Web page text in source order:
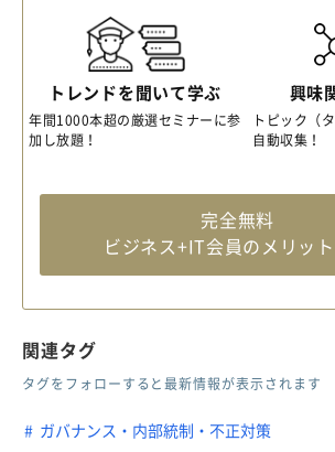
トレンドを聞いて学ぶ
年間1000本超の厳選セミナーに参
加し放題！
興味
トピック（
自動収集！
完全無料
ビジネス+IT会員のメリッ
関連タグ
タグをフォローすると最新情報が表示されます
ガバナンス・内部統制・不正対策